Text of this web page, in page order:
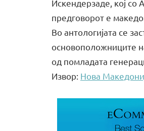
Искендерзаде, кој со
предговорот е
Во антологијата се
основоположниците
од помладата
Извор: Нова